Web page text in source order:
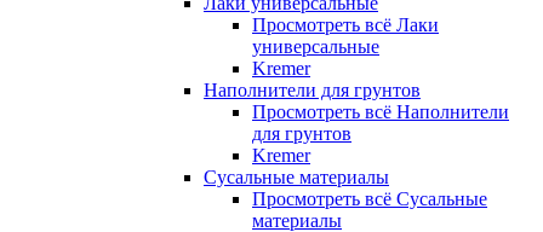
Просмотреть всё Лаки
универсальные
Kremer
Наполнители для грунтов
Просмотреть всё Наполнители
для грунтов
Kremer
Сусальные материалы
Просмотреть всё Сусальные
материалы